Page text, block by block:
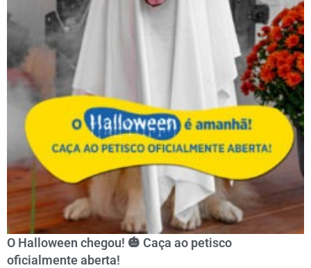
O Halloween chegou! 🎃 Caça ao petisco
oficialmente aberta!